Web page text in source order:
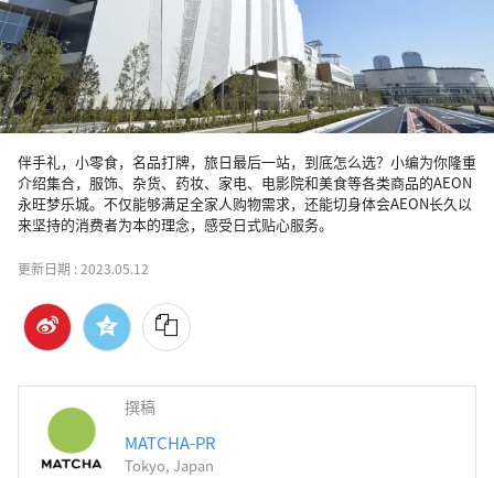
伴手礼，小零食，名品打牌，旅日最后一站，到底怎么选？小编为你隆重
介绍集合，服饰、杂货、药妆、家电、电影院和美食等各类商品的AEON
永旺梦乐城。不仅能够满足全家人购物需求，还能切身体会AEON长久以
来坚持的消费者为本的理念，感受日式贴心服务。
更新日期 :2023.05.12
撰稿
MATCHA-PR
Tokyo, Japan